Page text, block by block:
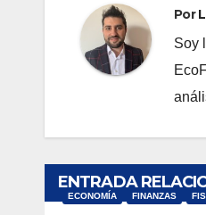
Por
Soy
ENTRADA
ECONOMÍA FINANZAS